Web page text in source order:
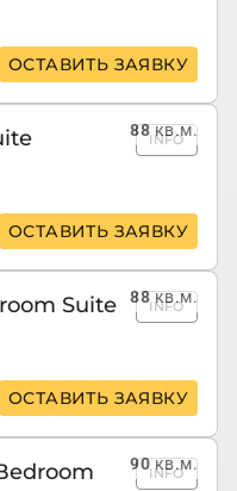
ОСТАВИТЬ ЗАЯВКУ
88кв.м.
INFO
ОСТАВИТЬ ЗАЯВКУ
88кв.м.
Suite INFO
ОСТАВИТЬ ЗАЯВКУ
90кв.м.
INFO